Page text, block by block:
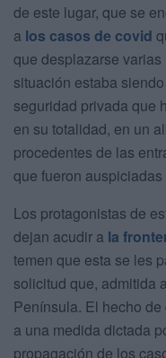
de este lugar, que se
a los casos de covid
que desplazarse
situación estaba
seguridad privada que
en su totalidad, en un
procedentes de las
que fueron auspiciadas
Los protagonistas de
dejan acudir a la
temen que esta se les
solicitud que, admitida
Península. El hecho
a una medida dictada
propagación de los